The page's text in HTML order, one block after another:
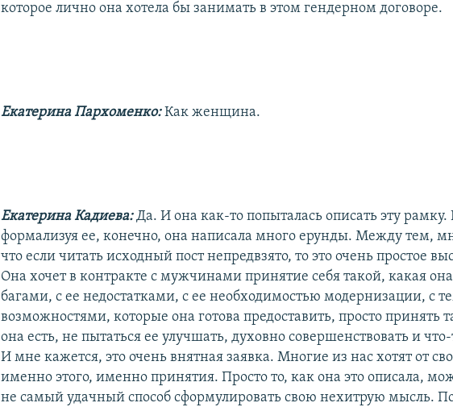
которое лично она хотела бы занимать в этом гендерном договоре.
Екатерина Пархоменко:Как женщина.
Екатерина Кадиева:Да. И она как-то попыталась описать эту рамку.
формализуя ее, конечно, она написала много ерунды. Между тем,
что если читать исходный пост непредвзято, то это очень простое
Она хочет в контракте с мужчинами принятие себя такой, какая она
багами, с ее недостатками, с ее необходимостью модернизации, с
возможностями, которые она готова предоставить, просто принять
она есть, не пытаться ее улучшать, духовно совершенствовать и
И мне кажется, это очень внятная заявка. Многие из нас хотят от
именно этого, именно принятия. Просто то, как она это описала,
не самый удачный способ сформулировать свою нехитрую мысль.